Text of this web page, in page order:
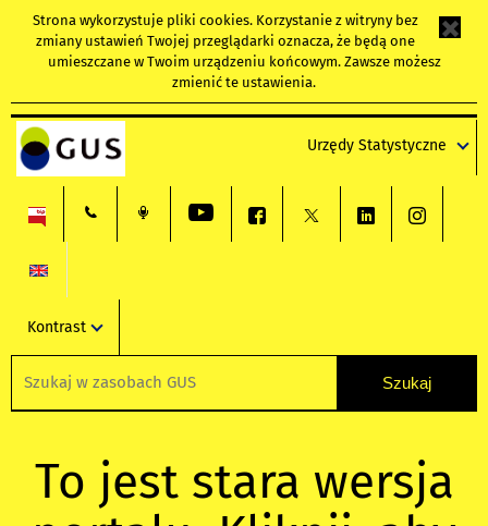
Strona wykorzystuje pliki cookies. Korzystanie z witryny bez
zmiany ustawień Twojej przeglądarki oznacza, że będą one
umieszczane w Twoim urządzeniu końcowym. Zawsze możesz
zmienić te ustawienia.
Urzędy Statystyczne
Kontrast
To jest stara wersja